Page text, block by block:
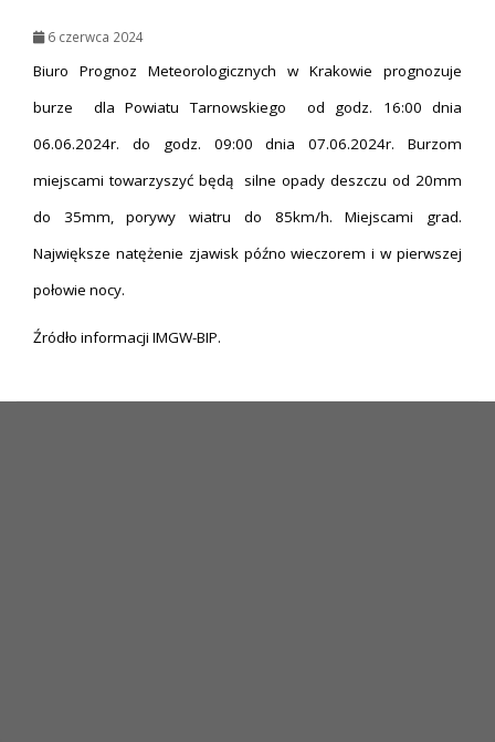
6 czerwca 2024
Biuro Prognoz Meteorologicznych w Krakowie prognozuje
burze dla Powiatu Tarnowskiego od godz. 16:00 dnia
06.06.2024r. do godz. 09:00 dnia 07.06.2024r. Burzom
miejscami towarzyszyć będą silne opady deszczu od 20mm
do 35mm, porywy wiatru do 85km/h. Miejscami grad.
Największe natężenie zjawisk późno wieczorem i w pierwszej
połowie nocy.
Źródło informacji IMGW-BIP.